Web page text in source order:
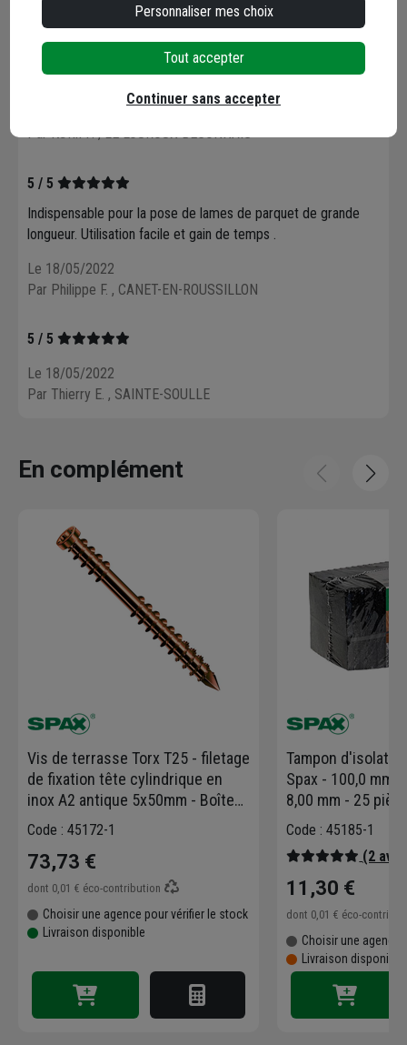
5 / 5
Rapport qualité prix très satisfaite
Par Kevin P., LE LOUROUX BECONNAIS
5 / 5
Indispensable pour la pose de lames de parquet de grande
longueur. Utilisation facile et gain de temps .
Le 18/05/2022
Par Philippe F. , CANET-EN-ROUSSILLON
5 / 5
Le 18/05/2022
Par Thierry E. , SAINTE-SOULLE
En complément
Vis de terrasse Torx T25 - filetage
de fixation tête cylindrique en
inox A2 antique 5x50mm - Boîte
de 200
Code : 45172-1
73,73 €
dont 0,01 € éco-contribution
Choisir une agence pour vérifier le stock
Livraison disponible
Tampon
Spax - 100,0 mm
8,00 mm - 25
Code : 45185-1
(2
11,30 €
dont 0,01 € éco-
Choisir une agence
Livraison
Personnaliser mes choix
Tout accepter
Continuer sans accepter